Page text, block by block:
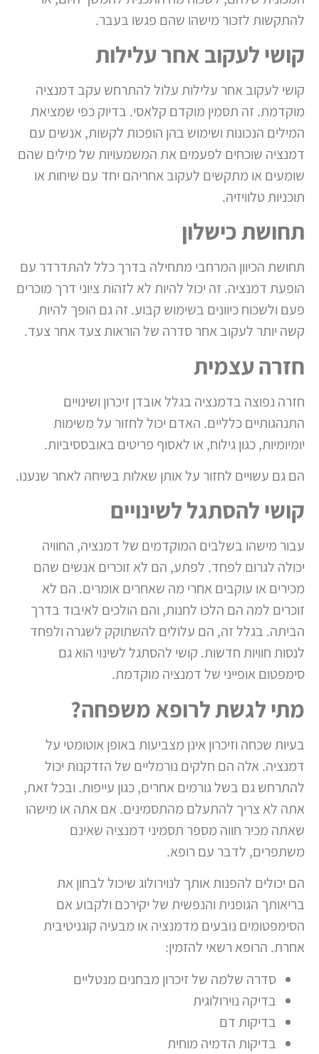
להתקשות לזכור מישהו שהם פגשו בעבר.
קושי לעקוב אחר עלילות
קושי לעקוב אחר עלילות עלול להתרחש עקב דמנציה
מוקדמת. זה תסמין מוקדם קלאסי. בדיוק כפי שמציאת
המילים הנכונות ושימוש בהן הופכות לקשות, אנשים עם
דמנציה שוכחים לפעמים את המשמעויות של מילים שהם
שומעים או מתקשים לעקוב אחריהם יחד עם שיחות או
תוכניות טלוויזיה.
תחושת כישלון
תחושת הכיוון המרחבי מתחילה בדרך כלל להתדרדר עם
הופעת דמנציה. זה יכול להיות לא לזהות ציוני דרך מוכרים
פעם ולשכוח כיוונים בשימוש קבוע. זה גם הופך להיות
קשה יותר לעקוב אחר סדרה של הוראות צעד אחר צעד.
חזרה עצמית
חזרה נפוצה בדמנציה בגלל אובדן זיכרון ושינויים
התנהגותיים כלליים. האדם יכול לחזור על משימות
יומיומיות, כגון גילוח, או לאסוף פריטים באובססיביות.
הם גם עשויים לחזור על אותן שאלות בשיחה לאחר שנענו.
קושי להסתגל לשינויים
עבור מישהו בשלבים המוקדמים של דמנציה, החוויה
יכולה לגרום לפחד. לפתע, הם לא זוכרים אנשים שהם
מכירים או עוקבים אחרי מה שאחרים אומרים. הם לא
זוכרים למה הם הלכו לחנות, והם הולכים לאיבוד בדרך
הביתה. בגלל זה, הם עלולים להשתוקק לשגרה ולפחד
לנסות חוויות חדשות. קושי להסתגל לשינוי הוא גם
סימפטום אופייני של דמנציה מוקדמת.
מתי לגשת לרופא משפחה?
בעיות שכחה וזיכרון אינן מצביעות באופן אוטומטי על
דמנציה. אלה הם חלקים נורמליים של הזדקנות יכול
להתרחש גם בשל גורמים אחרים, כגון עייפות. ובכל זאת,
אתה לא צריך להתעלם מהתסמינים. אם אתה או מישהו
שאתה מכיר חווה מספר תסמיני דמנציה שאינם
משתפרים, לדבר עם רופא.
הם יכולים להפנות אותך לנוירולוג שיכול לבחון את
בריאותך הגופנית והנפשית של יקירכם ולקבוע אם
הסימפטומים נובעים מדמנציה או מבעיה קוגניטיבית
אחרת. הרופא רשאי להזמין:
סדרה שלמה של זיכרון מבחנים מנטליים
בדיקה נוירולוגית
בדיקות דם
בדיקות הדמיה מוחית